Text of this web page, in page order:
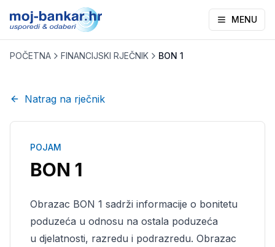
MENU
POČETNA FINANCIJSKI RJEČNIK BON 1
Natrag na rječnik
POJAM
BON 1
Obrazac BON 1 sadrži informacije o bonitetu
poduzeća u odnosu na ostala poduzeća
u djelatnosti, razredu i podrazredu. Obrazac